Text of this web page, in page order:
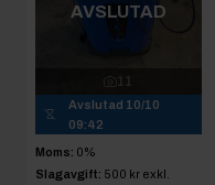
AVSLUTAD
11
Avslutad 10/10
09:42
Moms: 0%
Slagavgift: 500 kr exkl.